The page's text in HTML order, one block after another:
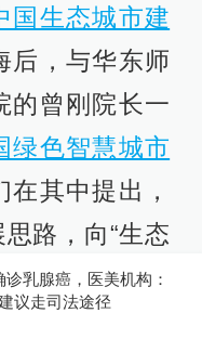
国生态城市建
后，与华东师
的曾刚院长一
绿色智慧城市
在其中提出，
路，向“生态
即是说，基本
还要包含超